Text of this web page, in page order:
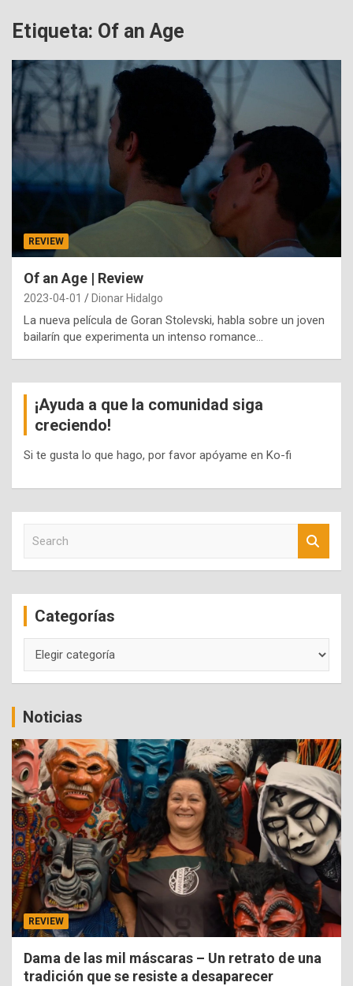
Etiqueta: Of an Age
REVIEW
Of an Age | Review
2023-04-01 Dionar Hidalgo
La nueva película de Goran Stolevski, habla sobre un joven
bailarín que experimenta un intenso romance…
¡Ayuda a que la comunidad siga
creciendo!
Si te gusta lo que hago, por favor apóyame en Ko-fi
c
Categorías
Noticias
REVIEW
Dama de las mil máscaras – Un retrato de una
tradición que se resiste a desaparecer